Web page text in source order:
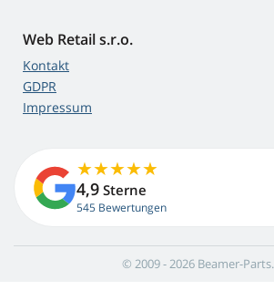
Web Retail s.r.o.
Kontakt
GDPR
Impressum
4,9 Sterne
545 Bewertungen
© 2009 - 2026 Beamer-